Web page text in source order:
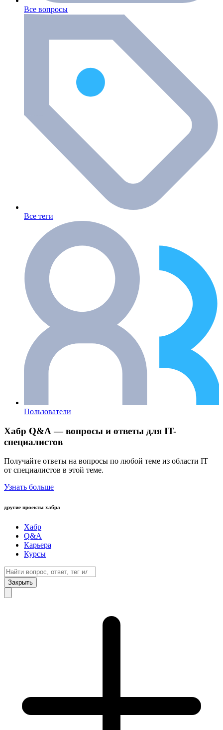
Все вопросы
Все теги
Пользователи
Хабр Q&A — вопросы и ответы для IT-
специалистов
Получайте ответы на вопросы по любой теме из области IT
от специалистов в этой теме.
Узнать больше
другие проекты хабра
Хабр
Q&A
Карьера
Курсы
Закрыть